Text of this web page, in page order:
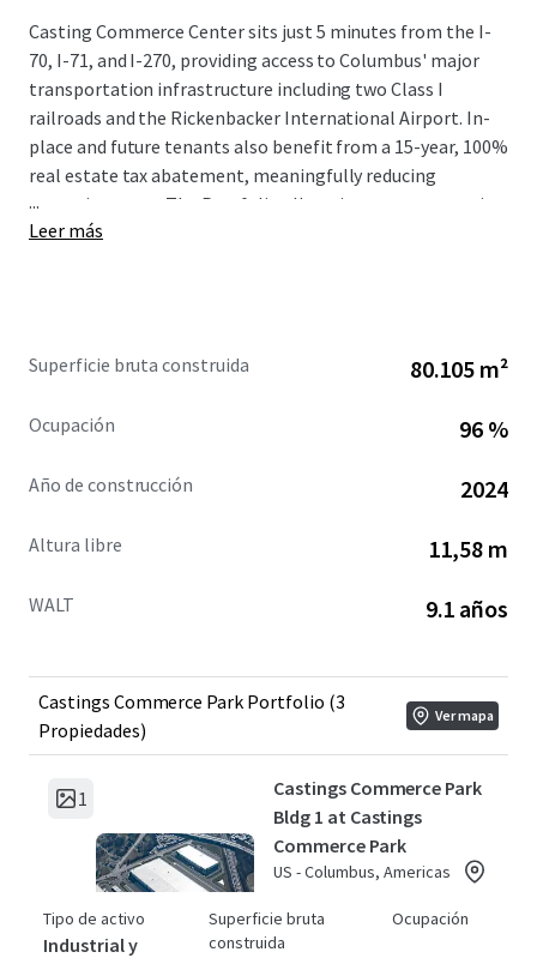
Casting Commerce Center sits just 5 minutes from the I-
70, I-71, and I-270, providing access to Columbus' major
transportation infrastructure including two Class I
railroads and the Rickenbacker International Airport. In-
place and future tenants also benefit from a 15-year, 100%
real estate tax abatement, meaningfully reducing
operating costs. The Portfolio allows investors to acquire
scale in the growing Columbus industrial market, which
...
Leer más
Superficie bruta construida 80.105 m²
Ocupación 96 %
Año de construcción 2024
Altura libre 11,58 m
WALT 9.1 años
Castings Commerce Park Portfolio (3
Propiedades)
Ver mapa
1
Castings Commerce Park
Bldg 1 at Castings
Commerce Park
US - Columbus, Americas
Tipo de activo
Industrial y
Superficie bruta
construida
Ocupación